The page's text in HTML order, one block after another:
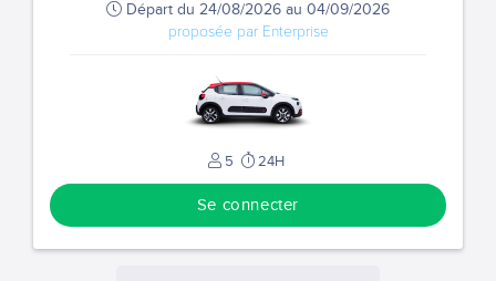
Départ du 24/08/2026 au 04/09/2026
proposée par Enterprise
5 24H
Se connecter